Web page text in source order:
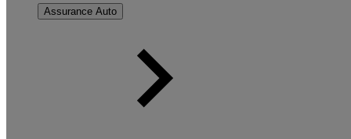
Assurance Auto